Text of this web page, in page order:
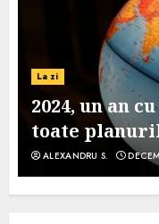
La zi
2024, un an
toate
ALEXANDRU S.